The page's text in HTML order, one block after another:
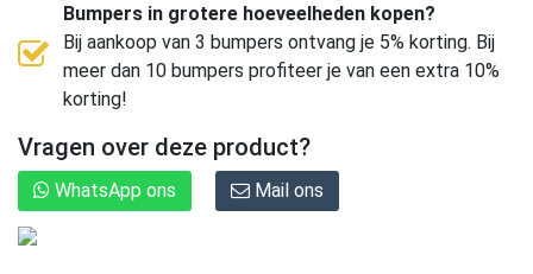
Bumpers in grotere hoeveelheden kopen?
Bij aankoop van 3 bumpers ontvang je 5% korting. Bij
meer dan 10 bumpers profiteer je van een extra 10%
korting!
Vragen over deze product?
WhatsApp ons Mail ons